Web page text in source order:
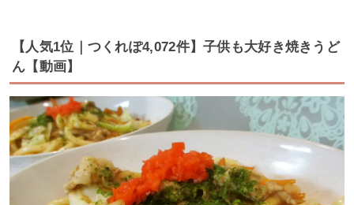
【人気1位｜つくれぽ4,072件】子供も大好き焼きうど
ん【動画】